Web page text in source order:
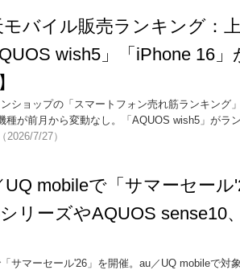
モバイル販売ランキング：
wish5」「iPhone 16
ショップの「スマートフォン売れ筋ランキング
種が前月から変動なし。「AQUOS wish5」がラ
（2026/7/27）
UQ mobileで「サマーセー
リーズやAQUOS sense10
サマーセール'26」を開催。au／UQ mobileで対